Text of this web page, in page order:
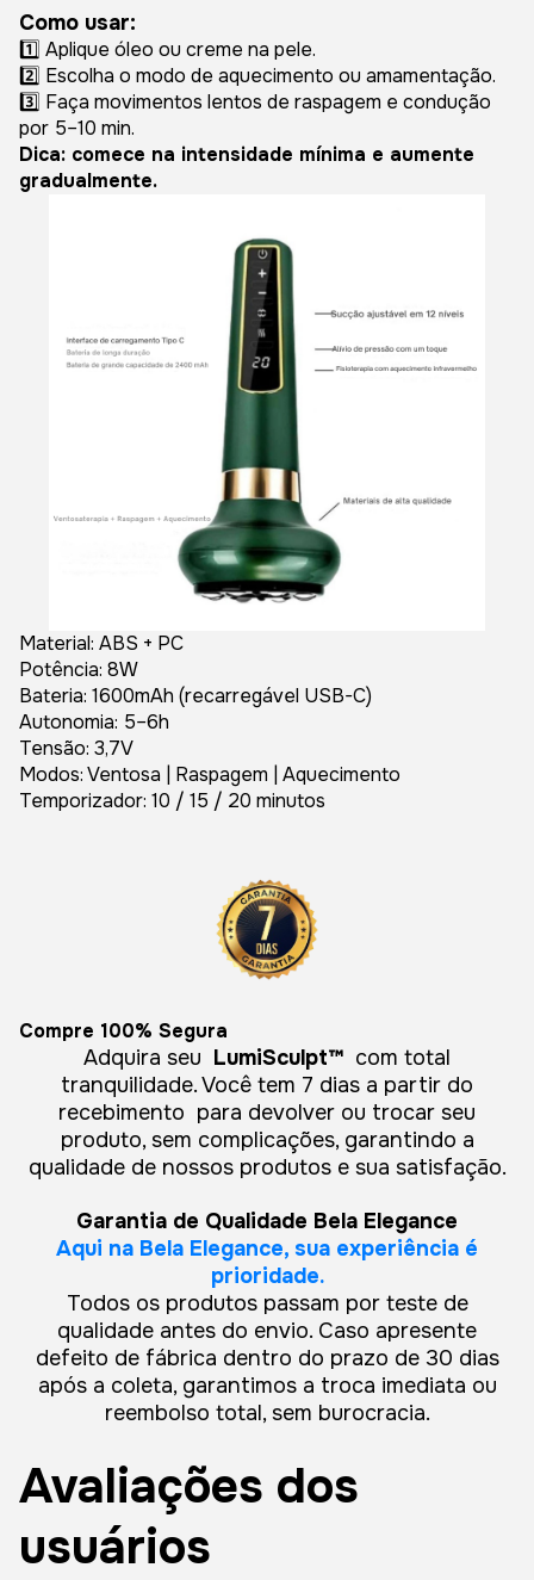
Como usar:
1️⃣ Aplique óleo ou creme na pele.
2️⃣ Escolha o modo de aquecimento ou amamentação.
3️⃣ Faça movimentos lentos de raspagem e condução
por 5–10 min.
Dica: comece na intensidade mínima e aumente
gradualmente.
Material: ABS + PC
Potência: 8W
Bateria: 1600mAh (recarregável USB-C)
Autonomia: 5–6h
Tensão: 3,7V
Modos: Ventosa | Raspagem | Aquecimento
Temporizador: 10 / 15 / 20 minutos
Compre 100% Segura
Adquira seu LumiSculpt™ com total
tranquilidade. Você tem 7 dias a partir do
recebimento para devolver ou trocar seu
produto, sem complicações, garantindo a
qualidade de nossos produtos e sua satisfação.
Garantia de Qualidade Bela Elegance
Aqui na Bela Elegance, sua experiência é
prioridade.
Todos os produtos passam por teste de
qualidade antes do envio. Caso apresente
defeito de fábrica dentro do prazo de 30 dias
após a coleta, garantimos a troca imediata ou
reembolso total, sem burocracia.
Avaliações dos
usuários